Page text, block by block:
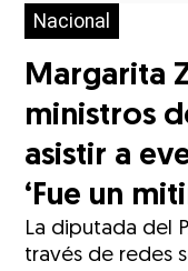
Nacional
Margarita
ministros
asistir a
‘Fue un
La diputada del
través de redes